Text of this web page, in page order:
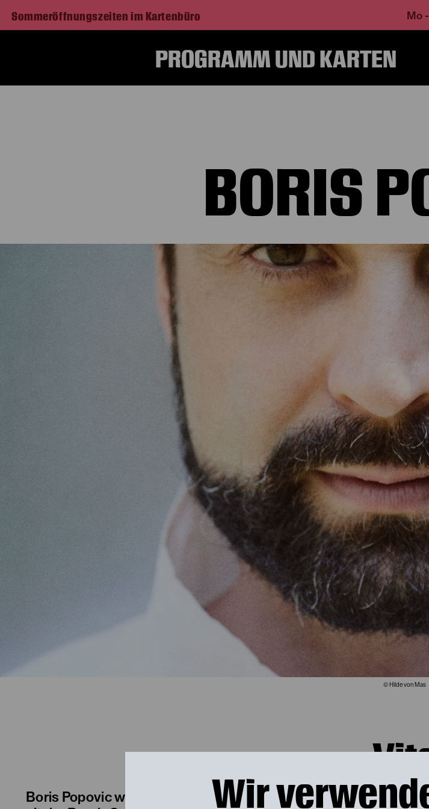
Wir
Sommeröffnungszeiten im Kartenbüro Mo
PROGRAMM UND KARTEN
BORIS
© Hilde von Mas
Boris Popovic wurde 1982 in Graz geboren. Mit elf Jahren